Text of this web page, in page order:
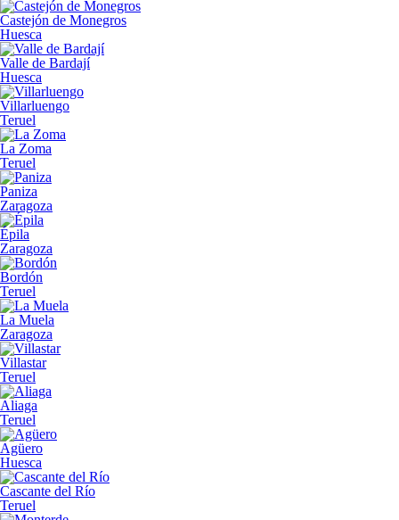
Castejón de Monegros
Huesca
Valle de Bardají
Huesca
Villarluengo
Teruel
La Zoma
Teruel
Paniza
Zaragoza
Épila
Zaragoza
Bordón
Teruel
La Muela
Zaragoza
Villastar
Teruel
Aliaga
Teruel
Agüero
Huesca
Cascante del Río
Teruel